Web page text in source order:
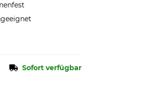
Sofort verfügbar